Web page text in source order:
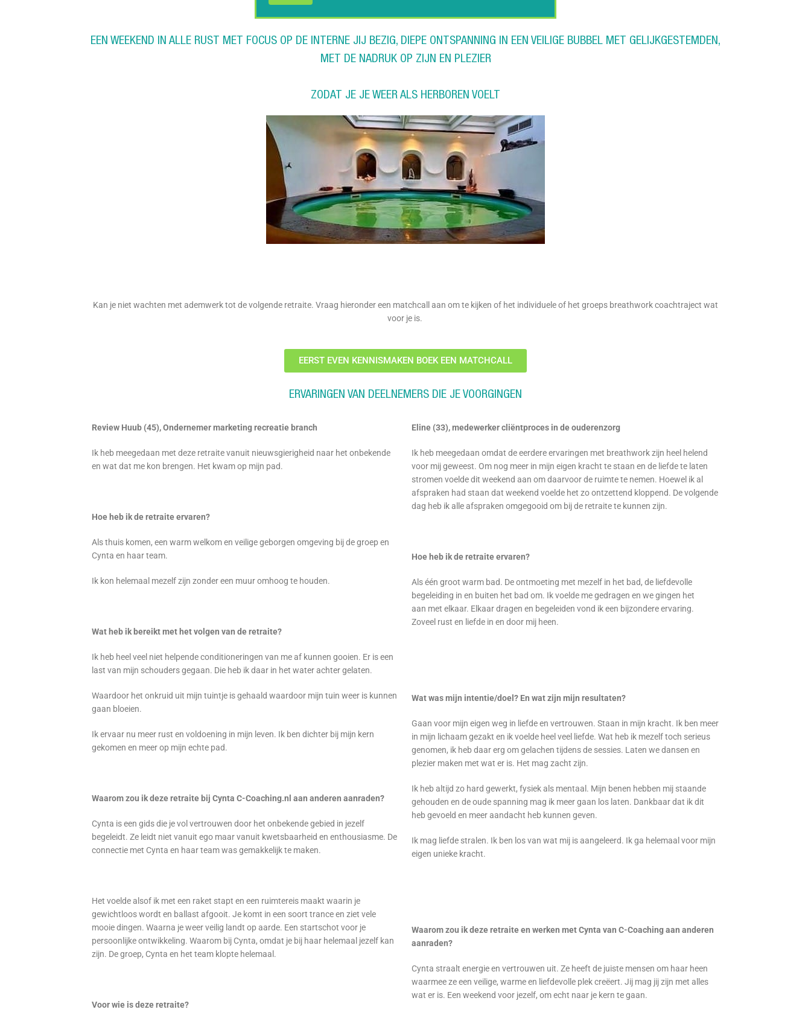
EEN WEEKEND IN ALLE RUST MET FOCUS OP DE INTERNE JIJ BEZIG, DIEPE ONTSPANNING IN EEN VEILIGE BUBBEL MET GELIJKGESTEMDEN,
MET DE NADRUK OP ZIJN EN PLEZIER
ZODAT JE JE WEER ALS HERBOREN VOELT
Kan je niet wachten met ademwerk tot de volgende retraite. Vraag hieronder een matchcall aan om te kijken of het individuele of het groeps breathwork coachtraject wat
voor je is.
EERST EVEN KENNISMAKEN BOEK EEN MATCHCALL
ERVARINGEN VAN DEELNEMERS DIE JE VOORGINGEN
Review Huub (45), Ondernemer marketing recreatie branch
Ik heb meegedaan met deze retraite vanuit nieuwsgierigheid naar het onbekende
en wat dat me kon brengen. Het kwam op mijn pad.
Hoe heb ik de retraite ervaren?
Als thuis komen, een warm welkom en veilige geborgen omgeving bij de groep en
Cynta en haar team.
Ik kon helemaal mezelf zijn zonder een muur omhoog te houden.
Wat heb ik bereikt met het volgen van de retraite?
Ik heb heel veel niet helpende conditioneringen van me af kunnen gooien. Er is een
last van mijn schouders gegaan. Die heb ik daar in het water achter gelaten.
Waardoor het onkruid uit mijn tuintje is gehaald waardoor mijn tuin weer is kunnen
gaan bloeien.
Ik ervaar nu meer rust en voldoening in mijn leven. Ik ben dichter bij mijn kern
gekomen en meer op mijn echte pad.
Waarom zou ik deze retraite bij Cynta C-Coaching.nl aan anderen aanraden?
Cynta is een gids die je vol vertrouwen door het onbekende gebied in jezelf
begeleidt. Ze leidt niet vanuit ego maar vanuit kwetsbaarheid en enthousiasme. De
connectie met Cynta en haar team was gemakkelijk te maken.
Het voelde alsof ik met een raket stapt en een ruimtereis maakt waarin je
gewichtloos wordt en ballast afgooit. Je komt in een soort trance en ziet vele
mooie dingen. Waarna je weer veilig landt op aarde. Een startschot voor je
persoonlijke ontwikkeling. Waarom bij Cynta, omdat je bij haar helemaal jezelf kan
zijn. De groep, Cynta en het team klopte helemaal.
Voor wie is deze retraite?
Eline (33), medewerker cliëntproces in de ouderenzorg
Ik heb meegedaan omdat de eerdere ervaringen met breathwork zijn heel helend
voor mij geweest. Om nog meer in mijn eigen kracht te staan en de liefde te laten
stromen voelde dit weekend aan om daarvoor de ruimte te nemen. Hoewel ik al
afspraken had staan dat weekend voelde het zo ontzettend kloppend. De volgende
dag heb ik alle afspraken omgegooid om bij de retraite te kunnen zijn.
Hoe heb ik de retraite ervaren?
Als één groot warm bad. De ontmoeting met mezelf in het bad, de liefdevolle
begeleiding in en buiten het bad om. Ik voelde me gedragen en we gingen het
aan met elkaar. Elkaar dragen en begeleiden vond ik een bijzondere ervaring.
Zoveel rust en liefde in en door mij heen.
Wat was mijn intentie/doel? En wat zijn mijn resultaten?
Gaan voor mijn eigen weg in liefde en vertrouwen. Staan in mijn kracht. Ik ben meer
in mijn lichaam gezakt en ik voelde heel veel liefde. Wat heb ik mezelf toch serieus
genomen, ik heb daar erg om gelachen tijdens de sessies. Laten we dansen en
plezier maken met wat er is. Het mag zacht zijn.
Ik heb altijd zo hard gewerkt, fysiek als mentaal. Mijn benen hebben mij staande
gehouden en de oude spanning mag ik meer gaan los laten. Dankbaar dat ik dit
heb gevoeld en meer aandacht heb kunnen geven.
Ik mag liefde stralen. Ik ben los van wat mij is aangeleerd. Ik ga helemaal voor mijn
eigen unieke kracht.
Waarom zou ik deze retraite en werken met Cynta van C-Coaching aan anderen
aanraden?
Cynta straalt energie en vertrouwen uit. Ze heeft de juiste mensen om haar heen
waarmee ze een veilige, warme en liefdevolle plek creëert. Jij mag jij zijn met alles
wat er is. Een weekend voor jezelf, om echt naar je kern te gaan.